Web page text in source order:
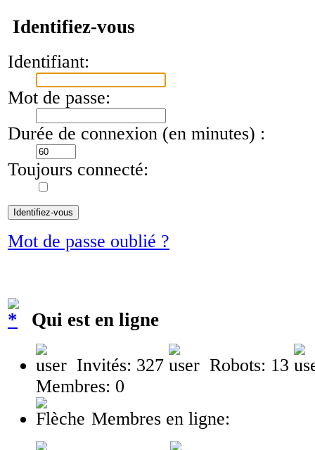
Identifiez-vous
Identifiant:
Mot de passe:
Durée de connexion (en minutes) :
Toujours connecté:
Mot de passe oublié ?
Qui est en ligne
Invités: 327
Robots: 13
Membres: 0
Membres en ligne: